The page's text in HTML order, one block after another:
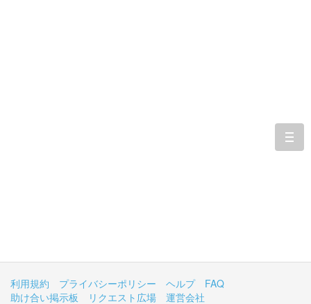
利用規約 プライバシーポリシー ヘルプ
FAQ
助け合い掲示板
リクエスト広場 運営会社